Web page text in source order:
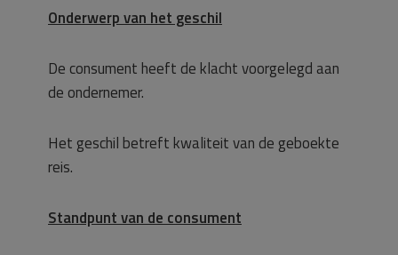
Onderwerp van het geschil
De consument heeft de klacht voorgelegd aan
de ondernemer.
Het geschil betreft kwaliteit van de geboekte
reis.
Standpunt van de consument